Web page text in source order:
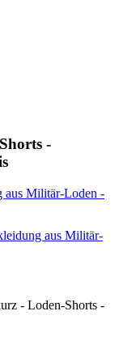
-
aus Militär-
- Loden-Shorts -